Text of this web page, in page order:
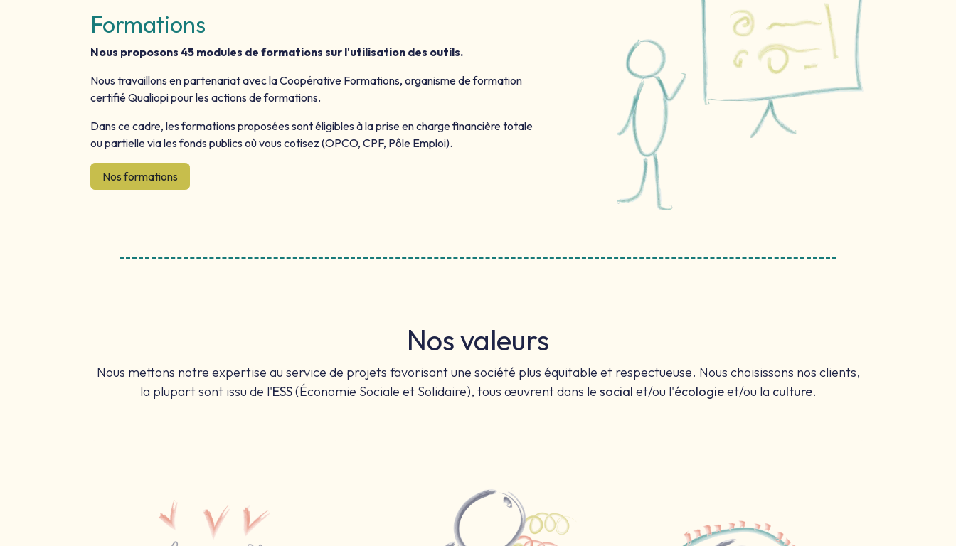
Formations
Nous proposons 45 modules de formations sur l'utilisation des outils.
Nous travaillons en partenariat avec la Coopérative Formations, organisme de formation
certifié Qualiopi pour les actions de formations.
Dans ce cadre, les formations proposées sont éligibles à la prise en charge financière totale
ou partielle via les fonds publics où vous cotisez (OPCO, CPF, Pôle Emploi).
Nos formations
Nos valeurs
Nous mettons notre expertise au service de projets favorisant une société plus équitable et respectueuse. Nous choisissons nos clients,
la plupart sont issu de l'ESS(Économie Sociale et Solidaire), tous œuvrent dans le social et/ou l'écologieet/ou la culture.